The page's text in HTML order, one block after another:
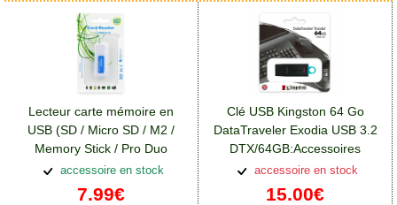
Lecteur carte mémoire en
USB (SD / Micro SD / M2 /
Memory Stick / Pro Duo
/XD):Accessoires Huawei P
Smart Plus
accessoire en stock
7.99€
Clé USB Kingston 64 Go
DataTraveler Exodia USB 3.2
DTX/64GB:Accessoires
Huawei P Smart Plus
accessoire en stock
15.00€